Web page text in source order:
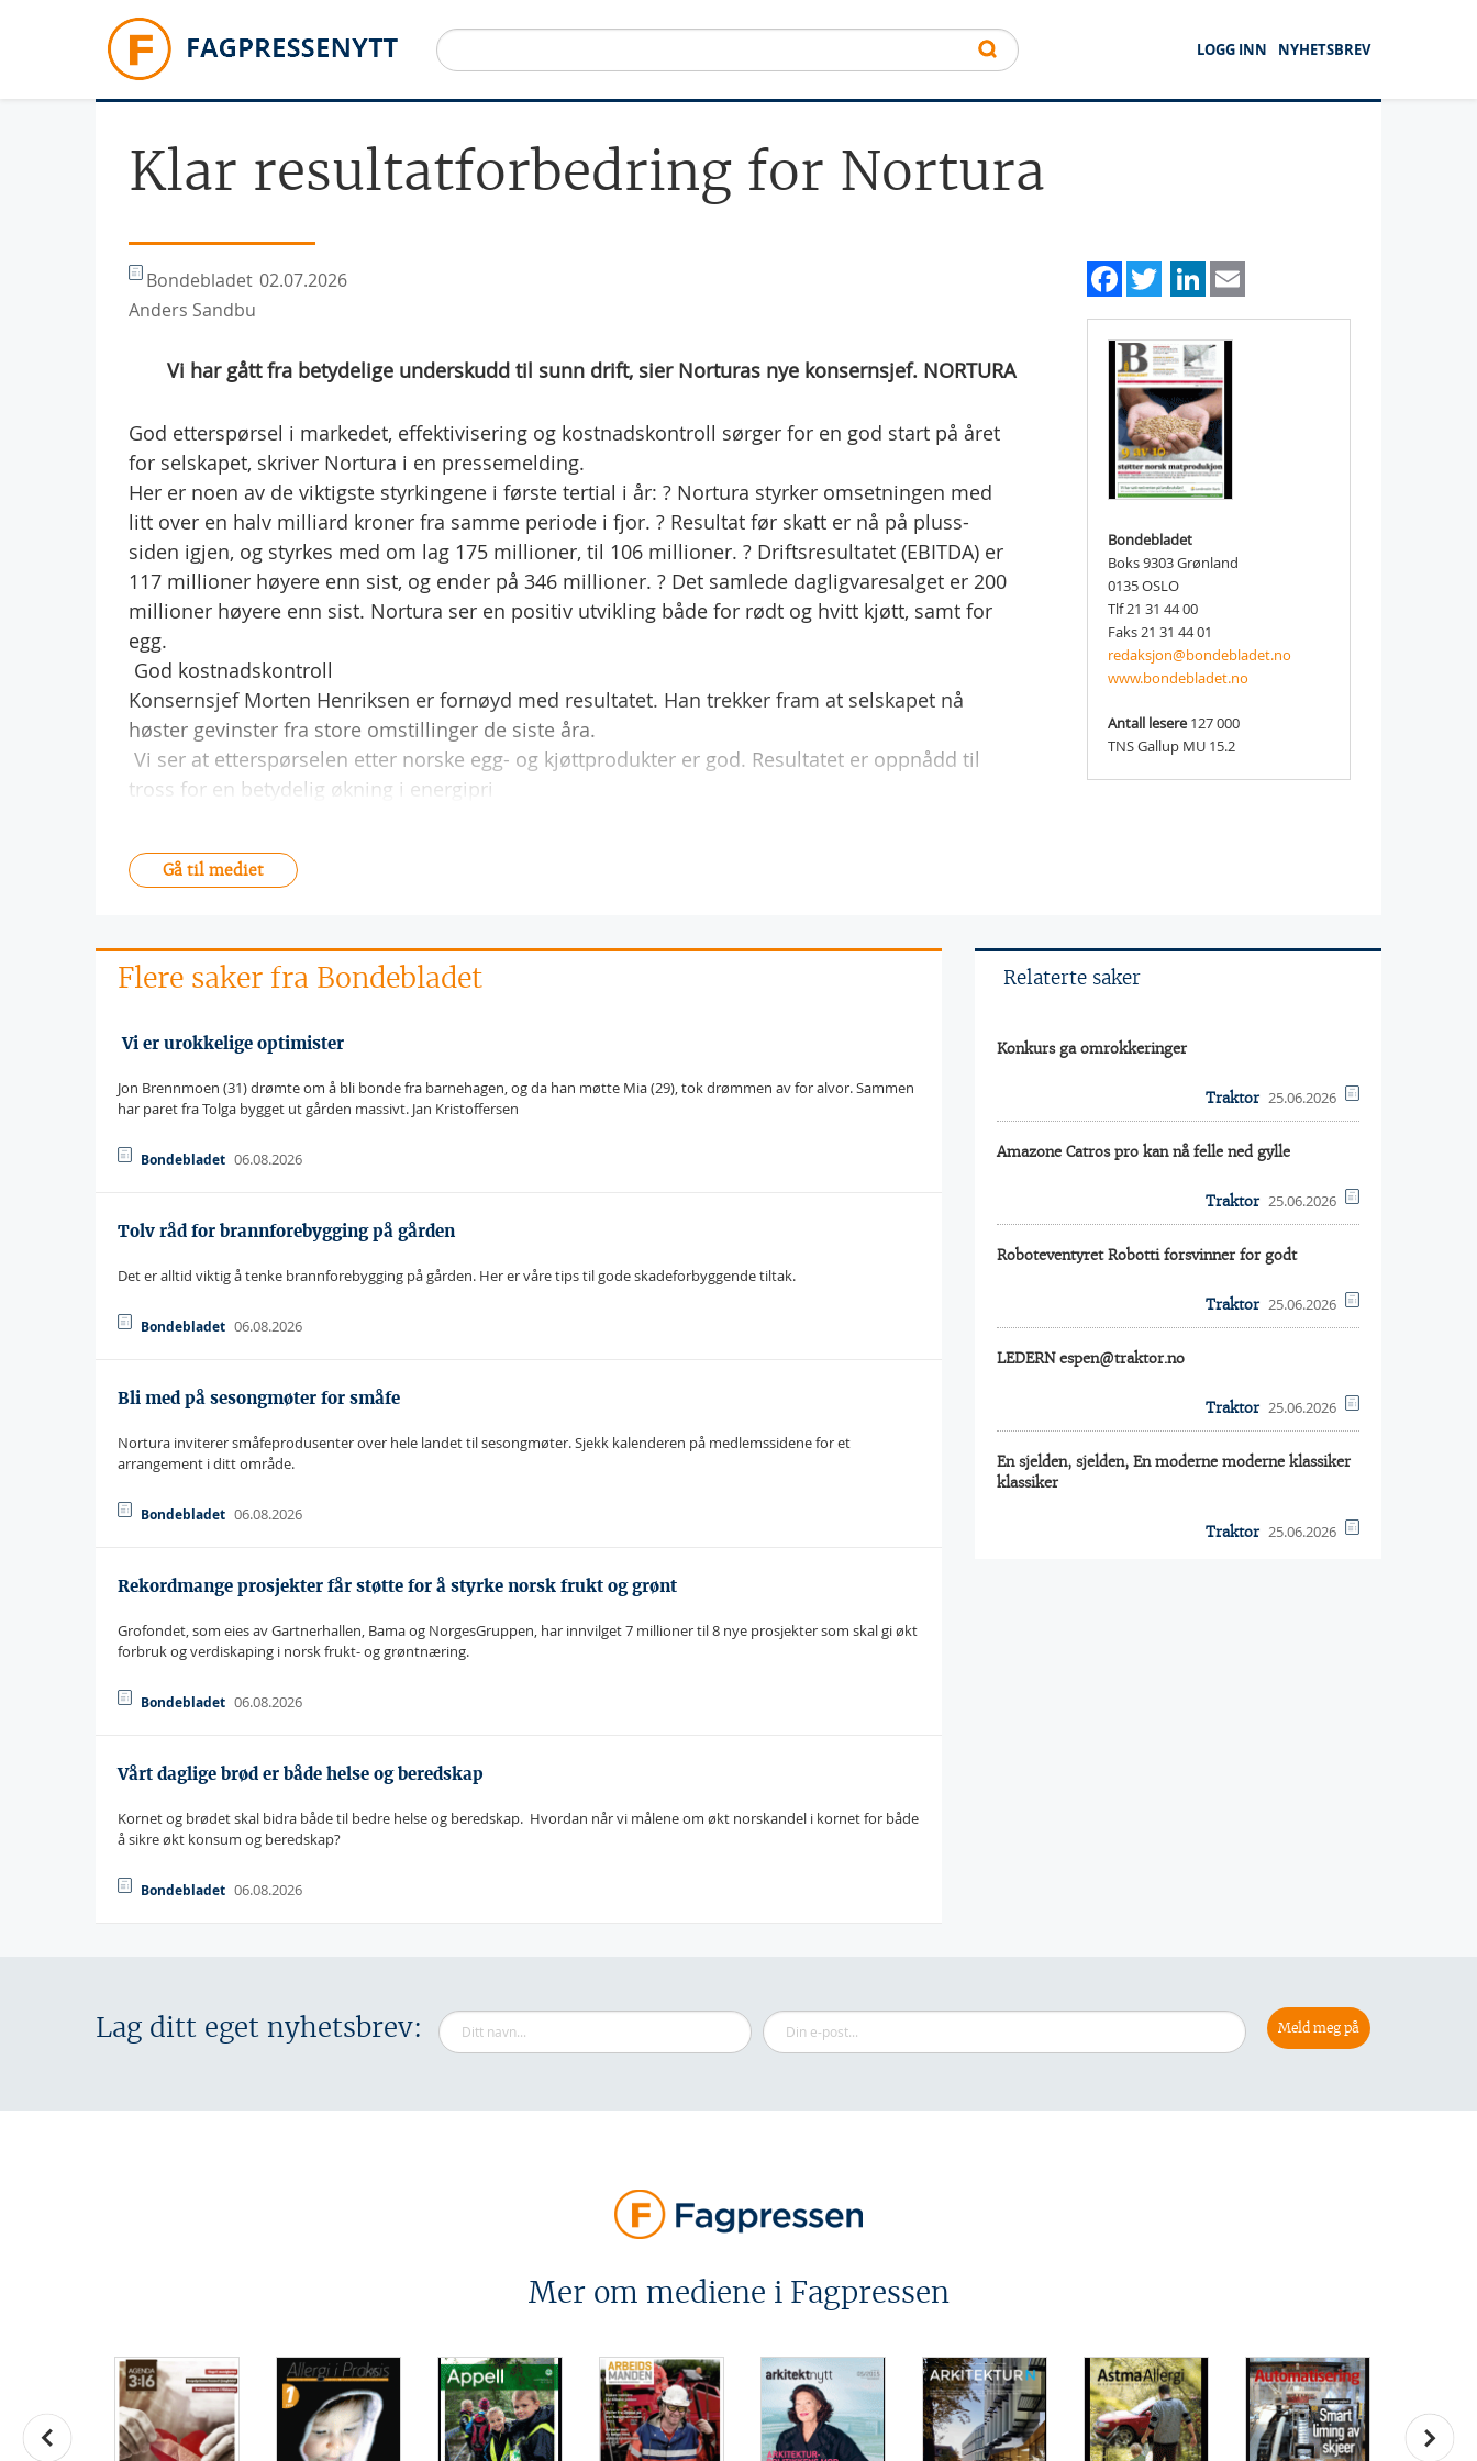
LOGG INN
NYHETSBREV
Klar resultatforbedring for Nortura
Bondebladet 02.07.2026
Anders Sandbu
 Vi har gått fra betydelige underskudd til sunn drift, sier Norturas nye konsernsjef. NORTURA
God etterspørsel i markedet, effektivisering og kostnadskontroll sørger for en god start på året
for selskapet, skriver Nortura i en pressemelding.
Her er noen av de viktigste styrkingene i første tertial i år: ? Nortura styrker omsetningen med
litt over en halv milliard kroner fra samme periode i fjor. ? Resultat før skatt er nå på pluss-
siden igjen, og styrkes med om lag 175 millioner, til 106 millioner. ? Driftsresultatet (EBITDA) er
117 millioner høyere enn sist, og ender på 346 millioner. ? Det samlede dagligvaresalget er 200
millioner høyere enn sist. Nortura ser en positiv utvikling både for rødt og hvitt kjøtt, samt for
egg.
 God kostnadskontroll
Konsernsjef Morten Henriksen er fornøyd med resultatet. Han trekker fram at selskapet nå
høster gevinster fra store omstillinger de siste åra.
 Vi ser at etterspørselen etter norske egg- og kjøttprodukter er god. Resultatet er oppnådd til
tross for en betydelig økning i energipri
Gå til mediet
Facebook
TwitterLinkedIn
Bondebladet
Boks 9303 Grønland
0135 OSLO
Tlf 21 31 44 00
Faks 21 31 44 01
redaksjon@bondebladet.no
www.bondebladet.no
Antall lesere127 000
TNS Gallup MU 15.2
Flere saker fra Bondebladet
 Vi er urokkelige optimister
Jon Brennmoen (31) drømte om å bli bonde fra barnehagen, og da han møtte Mia (29), tok drømmen av for alvor. Sammen
har paret fra Tolga bygget ut gården massivt. Jan Kristoffersen
Bondebladet 06.08.2026
Tolv råd for brannforebygging på gården
Det er alltid viktig å tenke brannforebygging på gården. Her er våre tips til gode skadeforbyggende tiltak.
Bondebladet 06.08.2026
Bli med på sesongmøter for småfe
Nortura inviterer småfeprodusenter over hele landet til sesongmøter. Sjekk kalenderen på medlemssidene for et
arrangement i ditt område.
Bondebladet 06.08.2026
Rekordmange prosjekter får støtte for å styrke norsk frukt og grønt
Grofondet, som eies av Gartnerhallen, Bama og NorgesGruppen, har innvilget 7 millioner til 8 nye prosjekter som skal gi økt
forbruk og verdiskaping i norsk frukt- og grøntnæring.
Bondebladet 06.08.2026
Vårt daglige brød er både helse og beredskap
Kornet og brødet skal bidra både til bedre helse og beredskap.  Hvordan når vi målene om økt norskandel i kornet for både
å sikre økt konsum og beredskap?
Bondebladet 06.08.2026
Relaterte saker
Konkurs ga omrokkeringer
Traktor 25.06.2026
Amazone Catros pro kan nå felle ned gylle
Traktor 25.06.2026
Roboteventyret Robotti forsvinner for godt
Traktor 25.06.2026
LEDERN espen@traktor.no
Traktor 25.06.2026
En sjelden, sjelden, En moderne moderne klassiker
klassiker
Traktor 25.06.2026
Lag ditt eget nyhetsbrev:
Mer om mediene i Fagpressen